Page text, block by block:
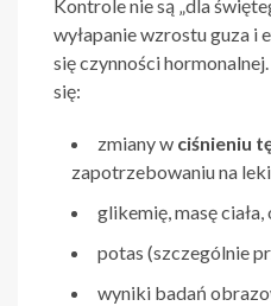
Kontrole nie są „dla
wyłapanie wzrostu guza i
się czynności
się:
zmiany w ciśnieniu
zapotrzebowaniu na
glikemię, masę
potas (szczególnie
wyniki badań